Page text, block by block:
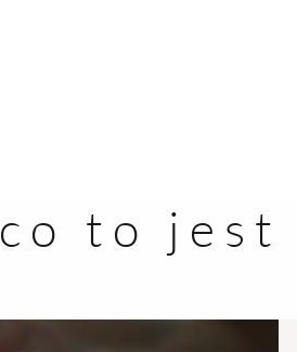
co to jest